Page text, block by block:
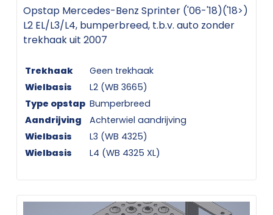
Opstap Mercedes-Benz Sprinter ('06-'18)('18>)
L2 EL/L3/L4, bumperbreed, t.b.v. auto zonder
trekhaak uit 2007
Trekhaak
Geen trekhaak
Wielbasis
L2 (WB 3665)
Type opstap Bumperbreed
Aandrijving
Achterwiel aandrijving
Wielbasis
L3 (WB 4325)
Wielbasis
L4 (WB 4325 XL)